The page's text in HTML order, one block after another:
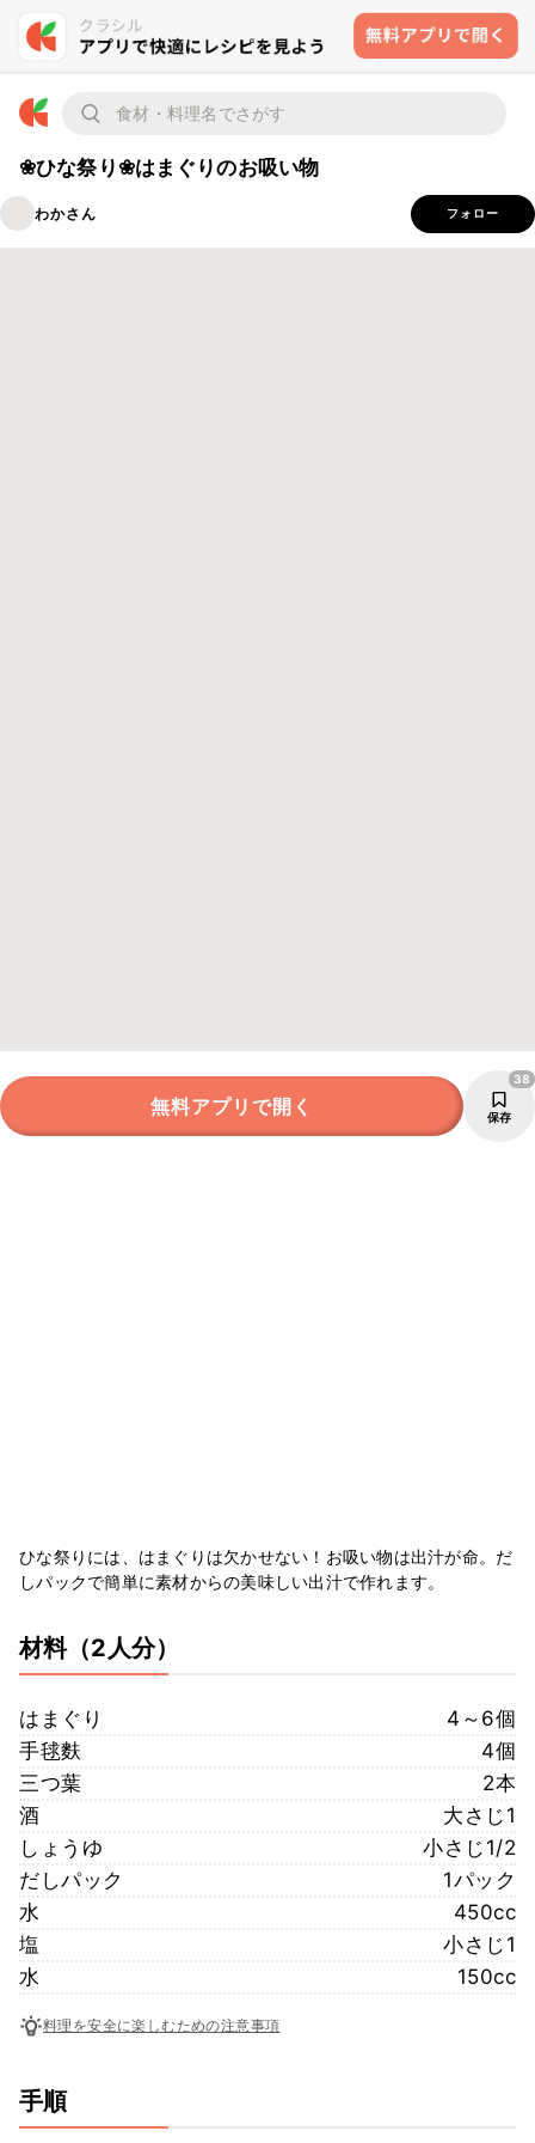
❀ひな祭り❀はまぐりのお吸い物
わかさん フォロー
無料アプリで開く 保存
38
ひな祭りには、はまぐりは欠かせない！お吸い物は出汁が命。だ
しパックで簡単に素材からの美味しい出汁で作れます。
材料（2人分）
はまぐり
4～6個
手毬麩
4個
三つ葉
2本
酒
大さじ1
しょうゆ
小さじ1/2
だしパック
1パック
水
450cc
塩
小さじ1
水
150cc
料理を安全に楽しむための注意事項
手順